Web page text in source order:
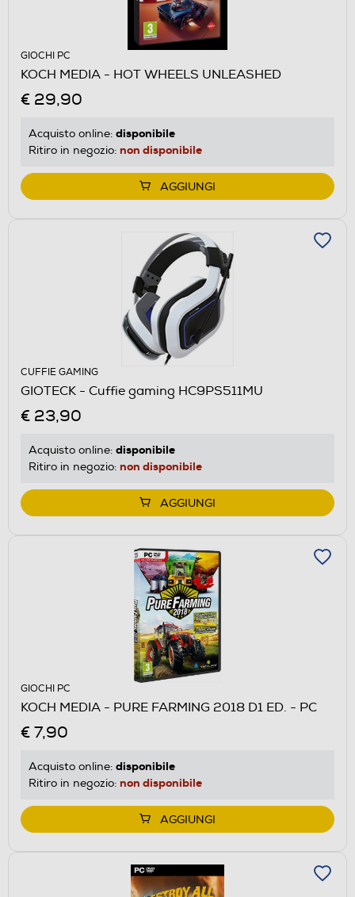
GIOCHI PC
KOCH MEDIA - HOT WHEELS UNLEASHED
€ 29,90
Acquisto online: disponibile
Ritiro in negozio: non disponibile
AGGIUNGI
CUFFIE GAMING
GIOTECK - Cuffie gaming HC9PS511MU
€ 23,90
Acquisto online: disponibile
Ritiro in negozio: non disponibile
AGGIUNGI
GIOCHI PC
KOCH MEDIA - PURE FARMING 2018 D1 ED. - PC
€ 7,90
Acquisto online: disponibile
Ritiro in negozio: non disponibile
AGGIUNGI